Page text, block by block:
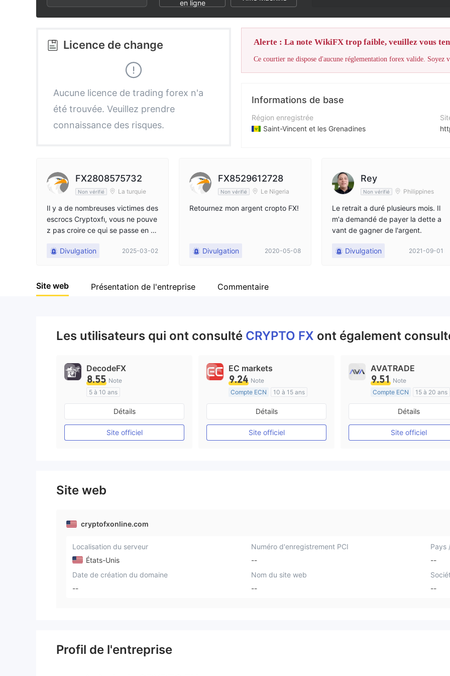
2
3
5
6
8
9
3
4
6
7
9
en ligne
Licence de change
Aucune licence de trading forex n'a
été trouvée. Veuillez prendre
connaissance des risques.
Alerte : La note WikiFX trop faible, veuillez vous
Ce courtier ne dispose d'aucune réglementation forex valide. Soyez
Informations de base
Région enregistrée
Saint-Vincent et les Grenadines
Société
Trade Com Limited
FX2808575732
Non vérifié La turquie
Il y a de nombreuses victimes des
escrocs Cryptoxfı, vous ne pouve
z pas croire ce qui se passe en c
AS D'INVESTISSEMENT S'IL VOU
Divulgation 2025-03-02
FX8529612728
Non vérifié Le Nigeria
Retournez mon argent cropto FX!
Divulgation 2020-05-08
Rey
Non vérifié Philippines
Le retrait a duré plusieurs mois. Il
m'a demandé de payer la dette a
vant de gagner de l'argent.
Divulgation 2021-09-01
Site web Présentation de l'entreprise Commentaire
Les utilisateurs qui ont consulté CRYPTO FX ont également
DecodeFX
8.55 Note
5 à 10 ans
Réglementation de Australie
Market Making (MM)
Etiquette principale MT4
Détails
Site officiel
EC markets
9.24 Note
Compte ECN
10 à 15 ans
Réglementation de Australie
Market Making (MM)
Etiquette principale MT4
Détails
Site officiel
AVATRADE
9.51 Note
Compte ECN
15 à 20 ans
Réglementation de
Market Making (MM)
Etiquette principale MT4
Détails
Site officiel
Site web
cryptofxonline.com
Localisation du serveur
États-Unis
Numéro d'enregistrement PCI
--
Pays
--
Date de création du domaine
--
Nom du site web
--
--
Profil de l'entreprise